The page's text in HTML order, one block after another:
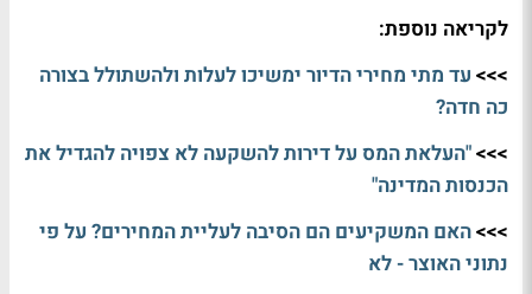
לקריאה נוספת:
>>> עד מתי מחירי הדיור ימשיכו לעלות ולהשתולל בצורה
כה חדה?
>>>"העלאת המס על דירות להשקעה לא צפויה להגדיל את
הכנסות המדינה"
>>>האם המשקיעים הם הסיבה לעליית המחירים? על פי
נתוני האוצר - לא